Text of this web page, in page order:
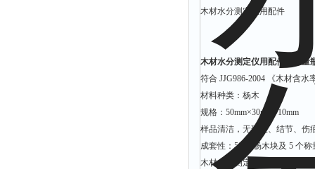
木材水分测定仪用配件
木材水分测定仪用配件（称量
符合 JJG986-2004 《木材含
材料种类：杨木
规格：50mm×30mm×10mm
样品清洁，无斑痕、结节、伤
成套性：50 块杨木块及 5 个称
木材水分测定仪用配件